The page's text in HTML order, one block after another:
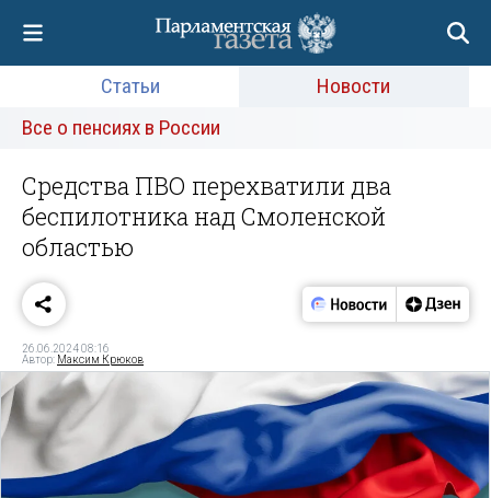
Статьи
Новости
Все о пенсиях в России
Средства ПВО перехватили два
беспилотника над Смоленской
областью
26.06.2024 08:16
Автор: Максим Крюков